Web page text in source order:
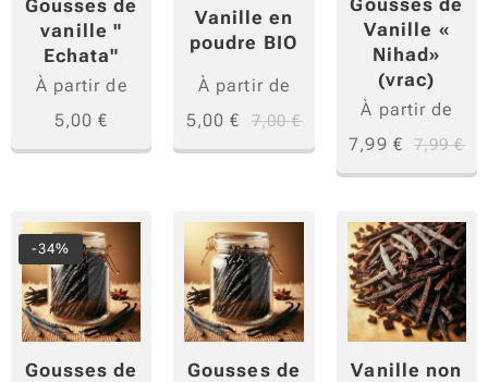
ne/
Vanilli
n level
: 1,7
%
Taux
d'humi
dité/
Humid
ity
level:
Gousses de
vanille "
Echata"
À partir de
5,00 €
Vanille en
poudre BIO
À partir de
5,00 € 7,00€
Gousses de
Vanille «
Nihad»
(vrac)
À partir de
7,99 € 7,99€
Gousses de
-34%
Gousses de
Vanille non